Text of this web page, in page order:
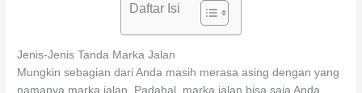
Daftar Isi
Jenis-Jenis Tanda Marka Jalan
Mungkin sebagian dari Anda masih merasa asing dengan yang
namanya marka jalan. Padahal, marka jalan bisa saja Anda